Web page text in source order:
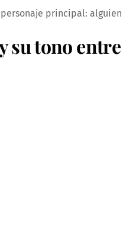
personaje principal:
su tono